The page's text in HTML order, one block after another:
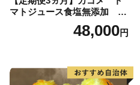
マトジュース食塩無添加 72
0ml PET×15本 1ケース 毎月
届く 3ヵ月 3回コース ns001-
48,000円